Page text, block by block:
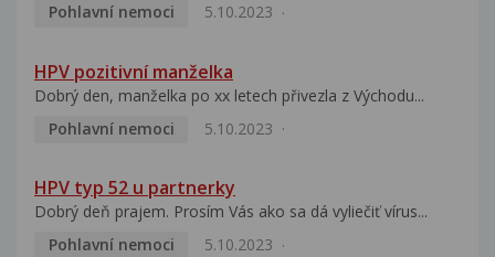
Pohlavní nemoci
5.10.2023
HPV pozitivní manželka
Dobrý den, manželka po xx letech přivezla z Východu...
Pohlavní nemoci
5.10.2023
HPV typ 52 u partnerky
Dobrý deň prajem. Prosím Vás ako sa dá vyliečiť vírus...
Pohlavní nemoci
5.10.2023